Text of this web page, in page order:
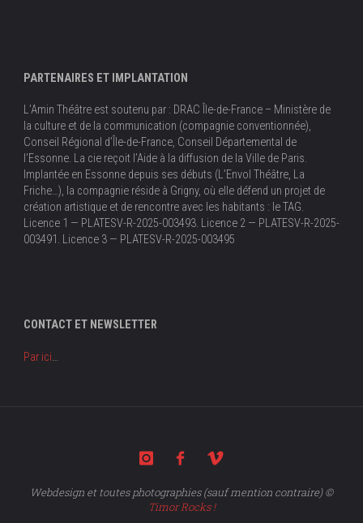
PARTENAIRES ET IMPLANTATION
L’Amin Théâtre est soutenu par : DRAC Île-de-France – Ministère de
la culture et de la communication (compagnie conventionnée),
Conseil Régional d’Île-de-France, Conseil Départemental de
l’Essonne. La cie reçoit l’Aide à la diffusion de la Ville de Paris.
Implantée en Essonne depuis ses débuts (L’Envol Théâtre, La
Friche…), la compagnie réside à Grigny, où elle défend un projet de
création artistique et de rencontre avec les habitants : le TAG.
Licence 1 — PLATESV-R-2025-003493. Licence 2 — PLATESV-R-2025-
003491. Licence 3 — PLATESV-R-2025-003495
CONTACT ET NEWSLETTER
Par ici…
Webdesign et toutes photographies (sauf mention contraire) ©
Timor Rocks !